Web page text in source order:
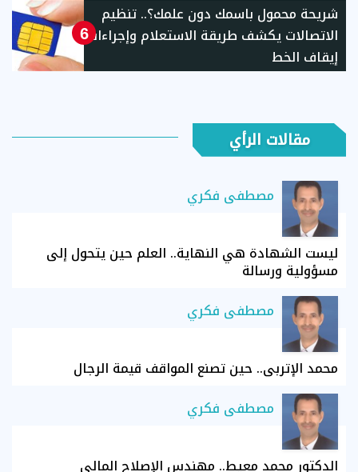
6
شريحة محمول باسمك دون علمك؟.. تنظيم
الاتصالات يكشف طريقة الاستعلام وإجراءات
إيقاف الخط
مقالات الرأي
مصطفى فكري
ليست الشهادة هي النهاية.. العلم حين يتحول إلى
مسؤولية ورسالة
مصطفى فكري
محمد الإتربي.. حين تصنع المواقف قيمة الرجال
مصطفى فكري
الدكتور محمد معيط.. مهندس الإصلاح المالي